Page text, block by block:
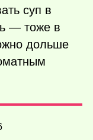
суп в
— тоже в
дольше